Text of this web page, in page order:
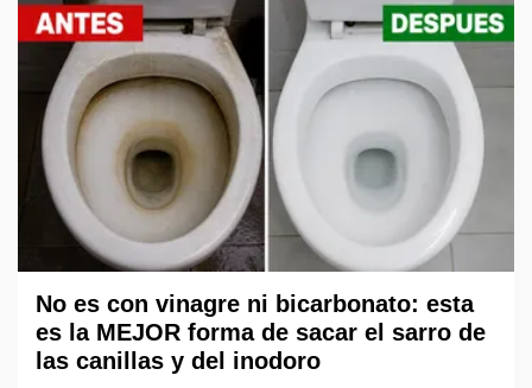
No es con vinagre ni bicarbonato: esta
es la MEJOR forma de sacar el sarro de
las canillas y del inodoro